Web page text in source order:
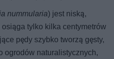
nummularia) jest niską,
tylko kilka centymetrów
pędy szybko tworzą gęsty,
ogrodów naturalistycznych,